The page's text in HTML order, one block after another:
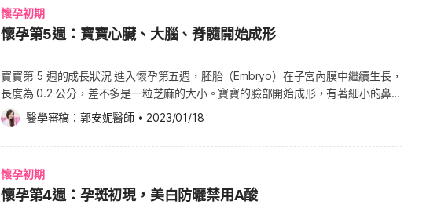
大，懷孕後期的孕婦腹部壓迫感也更大，出現胃灼熱、呼吸不順等不適症狀。 此
外，準媽媽們在這個階段，雖容易感到疲倦，卻會因即將面臨生產的焦慮感而引發失
眠，建議可在懷孕後期使用適量甜橙精油及薰衣草精油，撫平孕婦焦慮心情，幫助入
權：達志影像）
衣草精油能夠減緩皮膚的發炎狀況、加速痊癒外，薰衣草淡雅的香氣也有助於舒緩情
緒，幫助孕婦放鬆心情。 柑橘精油（Orange Essential Oil）：保濕效果極佳、可平
可促進細胞再生、有助於撫平妊娠紋。 檀香精油（Sandalwood Essential Oil）：檀
香精油有助於提振精神，減緩倦怠感。 洋甘菊精油（Chamomile Essential Oil）：
洋甘菊精油對抗發炎有所益助，還能減緩失眠的狀況。 玫瑰精油（Rose Essential
作的保養油品，不僅有助於孕婦預防妊娠紋生成，亦毋須擔憂吸收化學成分影響胎
兒。然而，多數妊娠保養品仍以輔助、預防為主，衛福部國民健康署也提醒，妊娠用
品的效果仍因人而異，不應抱有過度的期待。 另外，當準媽媽使用含精油的護膚品
險。 因此劉奕吟醫師提醒民眾：「罹患甲狀腺亢進的患者若有懷孕需求應提早告知
內分泌科醫師，在懷孕前2-3週將藥物改為PTU，若PTU控制不佳，可於懷孕16週後
用。此外，有少數孕婦會在服藥時發生極嚴重的顆粒性白血球缺乏症
（Agranulocytosis），此時應立即停藥並接受手術切除甲狀腺治療。 妊娠甲狀腺亢
受藥物治療，控制好甲狀腺功能；但對於症狀較為嚴重的患者而言，仍需考慮以手術
95% 以上，在外包裝可標明為 Organic，也就是「有機」商品。 而有機的個人護理
產品若含有農作物的成分，也必須達到有機食材的標準才行，包括原料生長於該地的
土壤必須至少在三年內沒有使用過任何的禁用物質，或是對作物的種植必須無化學合
的規則。 有機一定天然 天然不一定有機 所以有機的美妝、保養品與一般商品的差別
就在於成份來源都是以有機農場、有機莊園為主。這些生產與製造的環境有法規的監
督，所以比較能夠降低化學物質對人體的影響。我們可以這麼說：有機的商品一定是
天然的，但是強調天然的商品卻有因為其原料生長的過程未受驗證，所以不一定符合
有機的標準。 改善孕期膚況的自然素材 既然保養品的原料「越不添加，越有保
不錯的選擇。 以上述這些大自然的瑰寶抹在孕媽咪日漸壯大的肚皮上，所得到的效
果還是因人而異，不過準媽媽搭配含有精油的護膚產品輕輕按摩腹部，的確能夠加乘
肚子才會大起來，像個傳統印象中的孕婦。「非新手媽咪」可能會比之前生第一胎時
更早來的有「孕味」，這是因為之前已經懷孕過，讓子宮與胃部的肌肉更有延展性。
個禮拜，不適感會開始越來越明顯，相關症狀與變化除了乳房脹痛、噁心、頭痛、疲
倦想吐之外，對食物的喜好改變很大，嗅覺也更加靈敏，情緒起伏也會比之前更敏
感，以及陰道分泌物變多、頻尿等。 懷孕第 7 週的飲食原則 攝取葉酸很重要 準媽媽
期的女性每天應服用 600~800 微克的葉酸。攝入足夠的葉酸可降低寶寶出現脊柱裂
（Spinal bifida）的風險。 有脊柱裂的兒童，其脊椎骨其中一節或多節有缺口，就像
是破洞一般，導致寶寶的背部皮膚、肌肉、脊椎、脊髓膜及神經發展出現問題，這種
疾病在北美洲的發生率高達 5~10%。 葉酸的食物來源有菠菜、韭菜，柑橘類水果、
理期沒來、味覺改變、常常感到噁心想吐，對於食物的喜好改變也很大。晚上也會有
頻尿的狀況，肚子還會不時抽痛。 懷孕時期頭髮的變化 在孕期，女性體內的女性荷
的生長，抑制毛囊的退化，所以準媽媽在懷孕時，在臉部、四肢、背部都有可能增生
毛髮，頭髮也變得較濃密，顏色也變得更黑。不過要注意的是，髮量與體毛多到異於
後，毛髮會停止生長。這是因為原本媽媽血液中高濃度的雌激素驟降，讓毛囊快速的
最長可到一年。 懷孕第 6 週的生活與注意事項 與醫生討論用藥 若準媽媽此刻有在服
用藥物，建議跟開藥的醫師討論，畢竟無論處方藥或是非處方用藥都有可能對寶寶產
懷孕初期
懷孕第5週：寶寶心臟、大腦、脊髓開始成形
寶寶第 5 週的成長狀況 進入懷孕第五週，胚胎（Embryo）在子宮內膜中繼續生長，
長度為 0.2 公分，差不多是一粒芝麻的大小。寶寶的臉部開始成形，有著細小的鼻
子，眼睛要等到 28 週左右才會睜開。寶寶的大腦、脊髓、神經系統也正在飛速般地
生長。小小的心臟也正在成長中，馬上就要開始有心跳了。 此時的胚胎已具有血
管，其中的一束血管會形成臍帶（Umbilical cord）。臍帶主要是將準媽媽血液中吸
輸送給準媽媽予以排泄。 懷孕第 5 週的身體變化 懷孕第 5 週的症狀 準媽媽在懷孕
第五週身體上的感受與第四週的差異不大，不過懷孕初期體內的人類絨毛膜促性腺激
醫學審稿： 郭安妮醫師 • 2023/01/18
懷孕初期
懷孕第4週：孕斑初現，美白防曬禁用A酸